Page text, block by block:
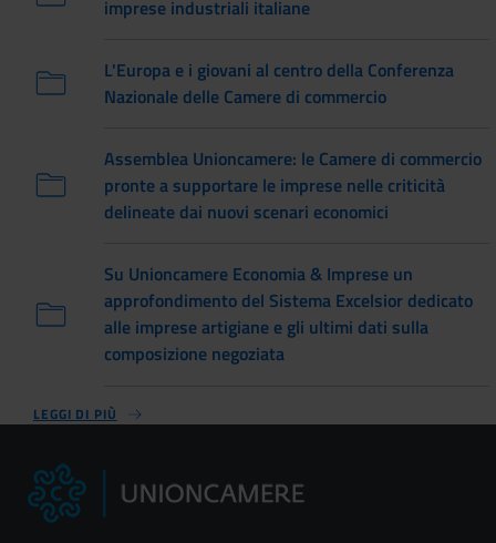
imprese industriali italiane
L'Europa e i giovani al centro della Conferenza
Nazionale delle Camere di commercio
Assemblea Unioncamere: le Camere di commercio
pronte a supportare le imprese nelle criticità
delineate dai nuovi scenari economici
Su Unioncamere Economia & Imprese un
approfondimento del Sistema Excelsior dedicato
alle imprese artigiane e gli ultimi dati sulla
composizione negoziata
LEGGI DI PIÙ